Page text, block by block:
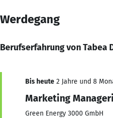
Werdegang
Berufserfahrung von Tabea
Bis heute 2 Jahre und 8
Marketing
Green Energy 3000 GmbH